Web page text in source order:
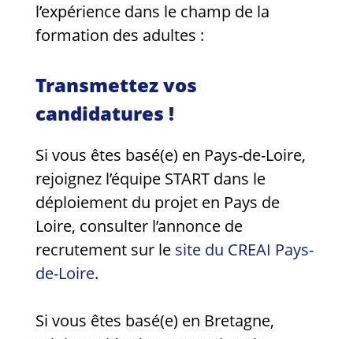
l’expérience dans le champ de la
formation des adultes :
Transmettez vos
candidatures !
Si vous êtes basé(e) en Pays-de-Loire,
rejoignez l’équipe START dans le
déploiement du projet en Pays de
Loire, consulter l’annonce de
recrutement sur le site du CREAI Pays-
de-Loire.
Si vous êtes basé(e) en Bretagne,